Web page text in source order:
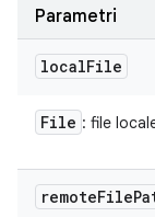
Parametri
localFile
File : file
remoteFile